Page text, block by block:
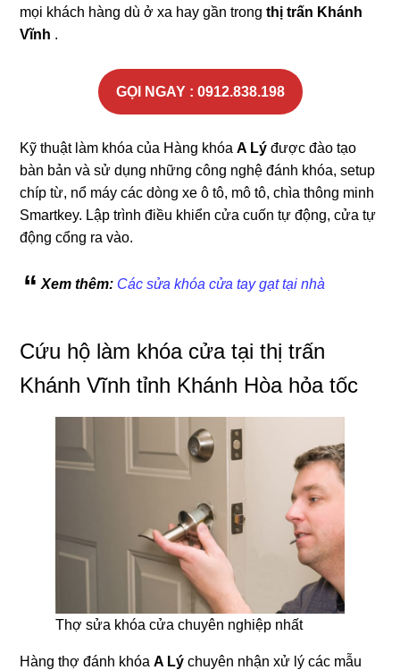
mọi khách hàng dù ở xa hay gần trongthị trấn Khánh
Vĩnh .
GỌI NGAY : 0912.838.198
Kỹ thuật làm khóa của Hàng khóaA Lý được đào tạo
bàn bản và sử dụng những công nghệ đánh khóa, setup
chíp từ, nổ máy các dòng xe ô tô, mô tô, chìa thông minh
Smartkey. Lập trình điều khiển cửa cuốn tự động, cửa tự
động cổng ra vào.
Xem thêm: Các sửa khóa cửa tay gạt tại nhà
Cứu hộ làm khóa cửa tại thị trấn
Khánh Vĩnh tỉnh Khánh Hòa hỏa tốc
Thợ sửa khóa cửa chuyên nghiệp nhất
Hàng thợ đánh khóaA Lý chuyên nhận xử lý các mẫu